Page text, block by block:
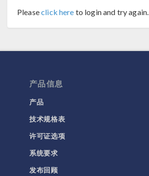
Pleaseclick here to login and try again.
产品信息
产品
技术规格表
许可证选项
系统要求
发布回顾